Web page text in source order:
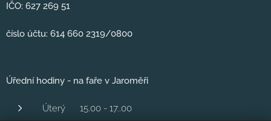
IČO: 627 269 51
číslo účtu: 614 660 2319/0800
Úřední hodiny - na faře v Jaroměři
Úterý 15.00 - 17..00